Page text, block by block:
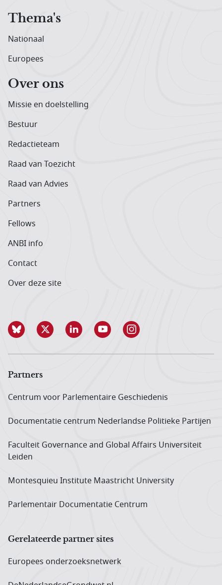
Thema's
Nationaal
Europees
Over ons
Missie en doelstelling
Bestuur
Redactieteam
Raad van Toezicht
Raad van Advies
Partners
Fellows
ANBI info
Contact
Over deze site
Partners
Centrum voor Parlementaire Geschiedenis
Documentatie centrum Neder­landse Politieke Partijen
Faculteit Governance and Global Affairs Universiteit
Leiden
Montesquieu Institute Maastricht University
Parlementair Documentatie Centrum
Gerelateerde partner sites
Europees onderzoeks­netwerk